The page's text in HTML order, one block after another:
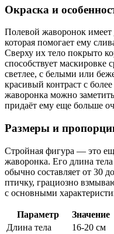
Окраска и
Полевой жаворонок имеет
которая помогает ему
Сверху их тело покрыто
способствует
светлее, с белыми или
красивый контраст с
жаворонка можно
придаёт ему еще больше
Размеры и
Стройная фигура — это
жаворонка. Его длина
обычно составляет от 30
птичку, грациозно
с основными
Параметр
Значение
Длина тела
16-20 см